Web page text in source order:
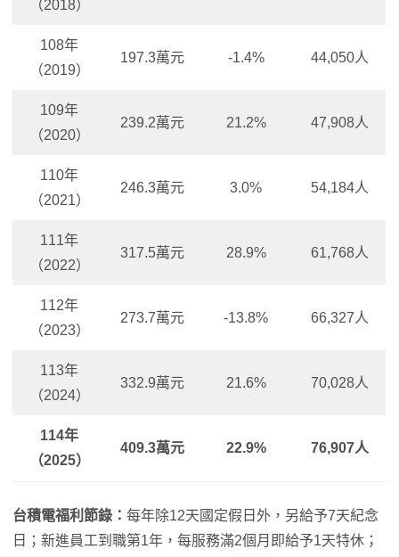
（2018）
108年
（2019）
197.3萬元 -1.4% 44,050人
109年
（2020）
239.2萬元 21.2% 47,908人
110年
（2021）
246.3萬元 3.0% 54,184人
111年
（2022）
317.5萬元 28.9% 61,768人
112年
（2023）
273.7萬元 -13.8% 66,327人
113年
（2024）
332.9萬元 21.6% 70,028人
114年
（2025）
409.3萬元 22.9% 76,907人
台積電福利節錄： 每年除12天國定假日外，另給予7天紀念
日；新進員工到職第1年，每服務滿2個月即給予1天特休；